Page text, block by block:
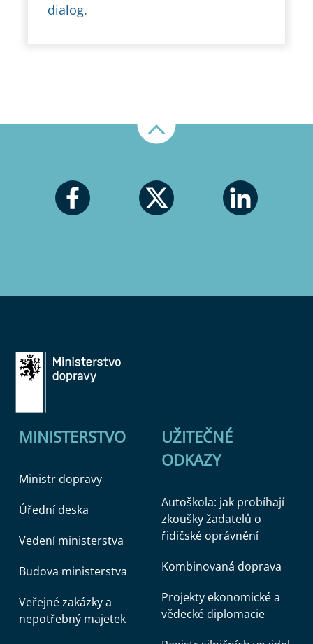
dialog.
MINISTERSTVO
Ministr dopravy
Úřední deska
Vedení ministerstva
Budova ministerstva
Veřejné zakázky a
nepotřebný majetek
UŽITEČNÉ
ODKAZY
Autoškola: jak probíhají
zkoušky žadatelů o
řidičské oprávnění
Kombinovaná doprava
Projekty ekonomické a
vědecké diplomacie